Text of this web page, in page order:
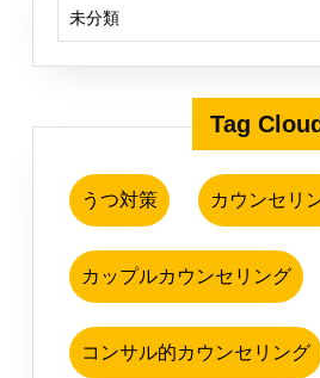
Tag Cloud
うつ対策 カウンセリ
カップルカウンセリング
コンサル的カウンセリング